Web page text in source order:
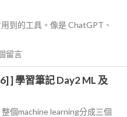
到的工具。像是 ChatGPT、
留言
] 學習筆記 Day2 ML 及
個machine learning分成三個